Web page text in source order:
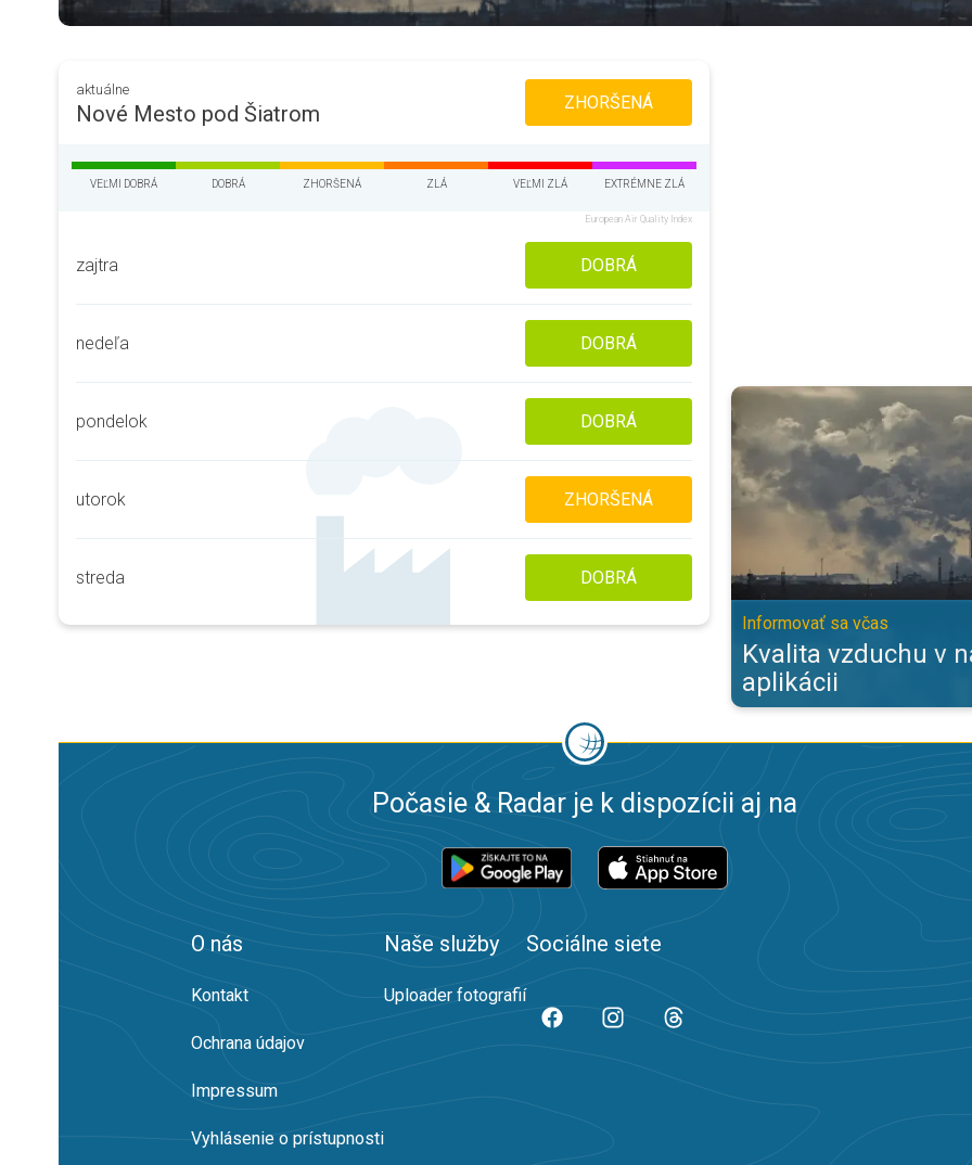
aktuálne
Nové Mesto pod Šiatrom ZHORŠENÁ
VEĽMI DOBRÁ DOBRÁ ZHORŠENÁ ZLÁ VEĽMI ZLÁ EXTRÉMNE ZLÁ
European Air Quality Index
zajtra DOBRÁ
nedeľa DOBRÁ
pondelok DOBRÁ
utorok ZHORŠENÁ
streda DOBRÁ
Kvalita vzduchu v našej
Informovať sa včas
Kvalita vzduchu v
aplikácii
Počasie & Radar je k dispozícii aj na
O nás
Kontakt
Ochrana údajov
Impressum
Vyhlásenie o prístupnosti
Naše služby
Uploader fotografií
Sociálne siete